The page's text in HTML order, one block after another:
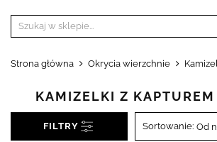
Strona główna Okrycia wierzchnie
KAMIZELKI Z KAPTUREM
FILTRY Sortowanie: